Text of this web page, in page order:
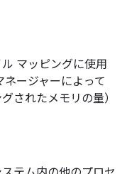
マッピングに使用
ージャーによって
されたメモリの量）